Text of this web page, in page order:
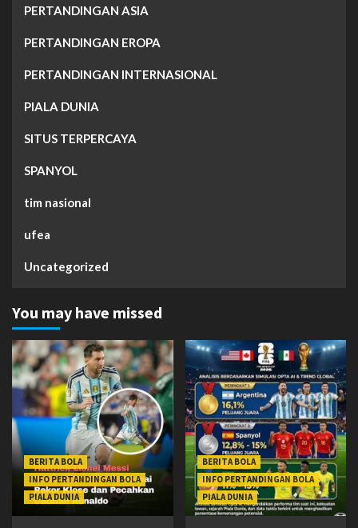
PERTANDINGAN ASIA
PERTANDINGAN EROPA
PERTANDINGAN INTERNASIONAL
PIALA DUNIA
SITUS TERPERCAYA
SPANYOL
tim nasional
ufea
Uncategorized
You may have missed
BERITA BOLA
INFO PERTANDINGAN BOLA
PIALA DUNIA
BERITA BOLA
INFO PERTANDINGAN BOLA
PIALA DUNIA